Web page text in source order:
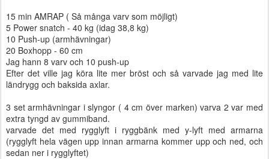
15 min AMRAP ( Så många varv som möjligt)
5 Power snatch - 40 kg (idag 38,8 kg)
10 Push-up (armhävningar)
20 Boxhopp - 60 cm
Jag hann 8 varv och 10 push-up
Efter det ville jag köra lite mer bröst och så varvade jag med lite
ländrygg och baksida axlar.
3 set armhävningar i slyngor ( 4 cm över marken) varva 2 var med
extra tyngd av gummiband.
varvade det med rygglyft i ryggbänk med y-lyft med armarna
(rygglyft hela vägen upp innan armarna kommer upp och ned, och
sedan ner i rygglyftet)